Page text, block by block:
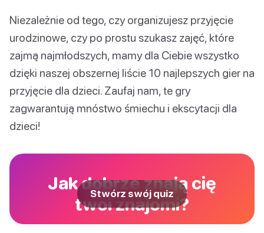
Niezależnie od tego, czy organizujesz przyjęcie
urodzinowe, czy po prostu szukasz zajęć, które
zajmą najmłodszych, mamy dla Ciebie wszystko
dzięki naszej obszernej liście 10 najlepszych gier na
przyjęcie dla dzieci. Zaufaj nam, te gry
zagwarantują mnóstwo śmiechu i ekscytacji dla
dzieci!
Jak dobrze znają cię
twoi znajomi?
Stwórz swój quiz